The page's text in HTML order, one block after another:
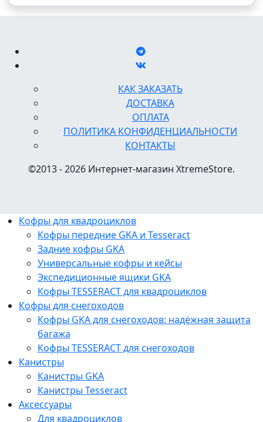
КАК ЗАКАЗАТЬ
ДОСТАВКА
ОПЛАТА
ПОЛИТИКА КОНФИДЕНЦИАЛЬНОСТИ
КОНТАКТЫ
©2013 - 2026 Интернет-магазин XtremeStore.
Кофры для квадроциклов
Кофры передние GKA и Tesseract
Задние кофры GKA
Универсальные кофры и кейсы
Экспедиционные ящики GKA
Кофры TESSERACT для квадроциклов
Кофры для снегоходов
Кофры GKA для снегоходов: надёжная защита
багажа
Кофры TESSERACT для снегоходов
Канистры
Канистры GKA
Канистры Tesseract
Аксессуары
Для квадроциклов